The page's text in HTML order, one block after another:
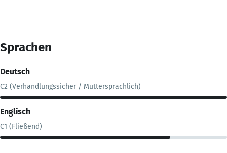
Sprachen
Deutsch
C2 (Verhandlungssicher / Muttersprachlich)
Englisch
C1 (Fließend)